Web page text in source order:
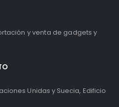
y venta de gadgets y
Unidas y Suecia, Edificio